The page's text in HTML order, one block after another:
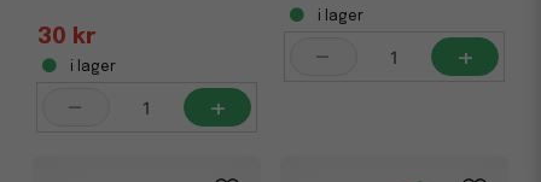
30 kr
i lager
- +
i lager
- +